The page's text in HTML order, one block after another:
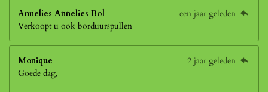
Annelies Annelies Bol
een jaar geleden
Verkoopt u ook borduurspullen
Monique
2 jaar geleden
Goede dag,